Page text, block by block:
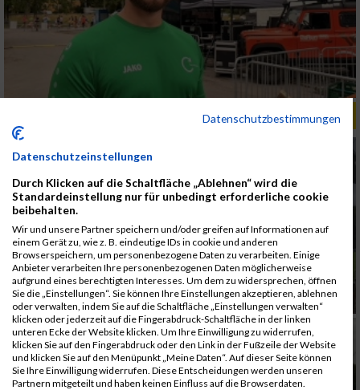
ALBUM B2RUN KÖLN / 05.09.2019Datenschutzbestimmungen
Datenschutzeinstellungen
Durch Klicken auf die Schaltfläche „Ablehnen“ wird die
Standardeinstellung nur für unbedingt erforderliche cookie
beibehalten.
Wir und unsere Partner speichern und/oder greifen auf Informationen auf
einem Gerät zu, wie z. B. eindeutige IDs in cookie und anderen
Browserspeichern, um personenbezogene Daten zu verarbeiten. Einige
Anbieter verarbeiten Ihre personenbezogenen Daten möglicherweise
aufgrund eines berechtigten Interesses. Um dem zu widersprechen, öffnen
Sie die „Einstellungen“. Sie können Ihre Einstellungen akzeptieren, ablehnen
oder verwalten, indem Sie auf die Schaltfläche „Einstellungen verwalten“
klicken oder jederzeit auf die Fingerabdruck-Schaltfläche in der linken
unteren Ecke der Website klicken. Um Ihre Einwilligung zu widerrufen,
klicken Sie auf den Fingerabdruck oder den Link in der Fußzeile der Website
und klicken Sie auf den Menüpunkt „Meine Daten“. Auf dieser Seite können
Sie Ihre Einwilligung widerrufen. Diese Entscheidungen werden unseren
Partnern mitgeteilt und haben keinen Einfluss auf die Browserdaten.